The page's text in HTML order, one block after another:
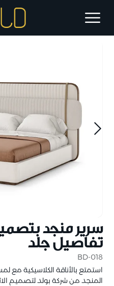
سرير منجد
تفاصيل جلد
BD-018
استمتع بالأناقة الكلاسيكية مع
المنجد من شركة بولد لتصميم